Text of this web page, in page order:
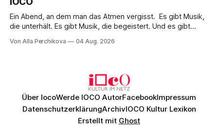
Ein Abend, an dem man das Atmen vergisst. Es gibt Musik,
die unterhält. Es gibt Musik, die begeistert. Und es gibt
Genau so war der Abend im Kurhaus Wiesbaden, an dem
Von Alla Perchikova 04 Aug. 2026
Über IocoWerde IOCO AutorFacebookImpressum
DatenschutzerklärungArchivIOCO Kultur Lexikon
Erstellt mit Ghost